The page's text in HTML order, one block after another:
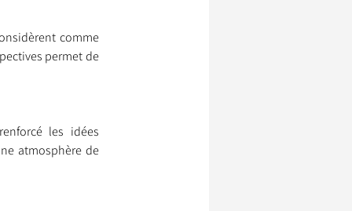
comme
permet de
les idées
atmosphère de